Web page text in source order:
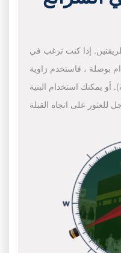
إذا كنت ترغب في
بوصلة ، فاستخدم زاوية
أو يمكنك استخدام البنية